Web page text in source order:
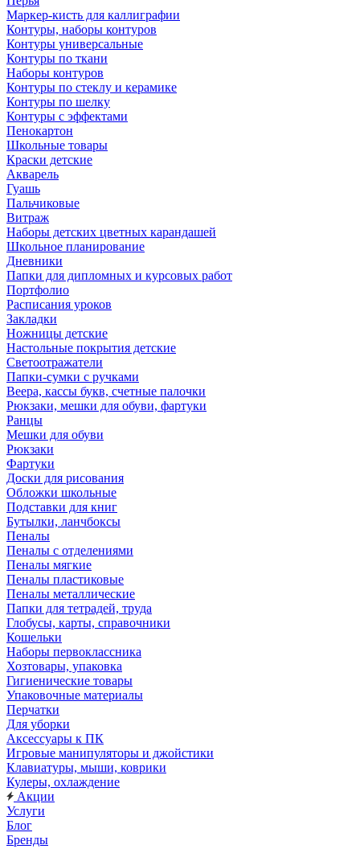
Маркер-кисть для каллиграфии
Контуры, наборы контуров
Контуры универсальные
Контуры по ткани
Наборы контуров
Контуры по стеклу и керамике
Контуры по шелку
Контуры с эффектами
Пенокартон
Школьные товары
Краски детские
Акварель
Гуашь
Пальчиковые
Витраж
Наборы детских цветных карандашей
Школьное планирование
Дневники
Папки для дипломных и курсовых работ
Портфолио
Расписания уроков
Закладки
Ножницы детские
Настольные покрытия детские
Светоотражатели
Папки-сумки с ручками
Веера, кассы букв, счетные палочки
Рюкзаки, мешки для обуви, фартуки
Ранцы
Мешки для обуви
Рюкзаки
Фартуки
Доски для рисования
Обложки школьные
Подставки для книг
Бутылки, ланчбоксы
Пеналы
Пеналы с отделениями
Пеналы мягкие
Пеналы пластиковые
Пеналы металлические
Папки для тетрадей, труда
Глобусы, карты, справочники
Кошельки
Наборы первоклассника
Хозтовары, упаковка
Гигиенические товары
Упаковочные материалы
Перчатки
Для уборки
Аксессуары к ПК
Игровые манипуляторы и джойстики
Клавиатуры, мыши, коврики
Кулеры, охлаждение
Акции
Услуги
Блог
Бренды